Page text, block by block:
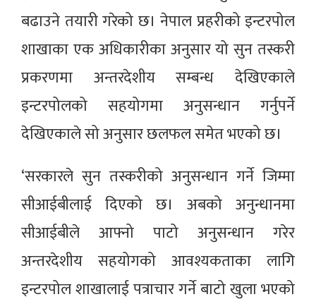
बढाउने तयारी गरेको छ। नेपाल प्रहरीको इन्टरपोल
शाखाका एक अधिकारीका अनुसार यो सुन तस्करी
प्रकरणमा अन्तरदेशीय सम्बन्ध देखिएकाले
इन्टरपोलको सहयोगमा अनुसन्धान गर्नुपर्ने
देखिएकाले सो अनुसार छलफल समेत भएको छ।
‘सरकारले सुन तस्करीको अनुसन्धान गर्ने जिम्मा
सीआईबीलाई दिएको छ। अबको अनुन्धानमा
सीआईबीले आफ्नो पाटो अनुसन्धान गरेर
अन्तरदेशीय सहयोगको आवश्यकताका लागि
इन्टरपोल शाखालाई पत्राचार गर्ने बाटो खुला भएको